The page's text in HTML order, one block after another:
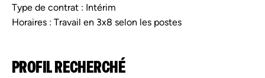
Type de contrat : Intérim
Horaires : Travail en 3x8 selon les postes
PROFIL RECHERCHÉ